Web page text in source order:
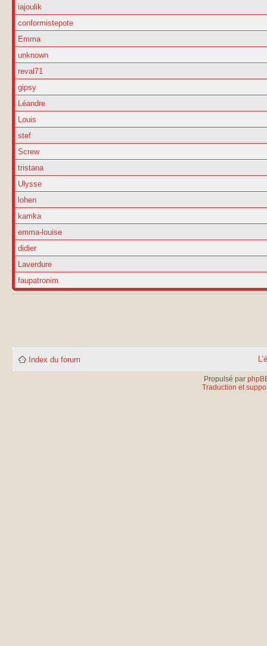
iajoulik
conformistepote
Emma
unknown
reval71
gipsy
Léandre
Louis
stef
Screw
tristana
Ulysse
lohen
kamka
emma-louise
didier
Laverdure
faupatronim
Index du forum
Propulsé par
Traduction et